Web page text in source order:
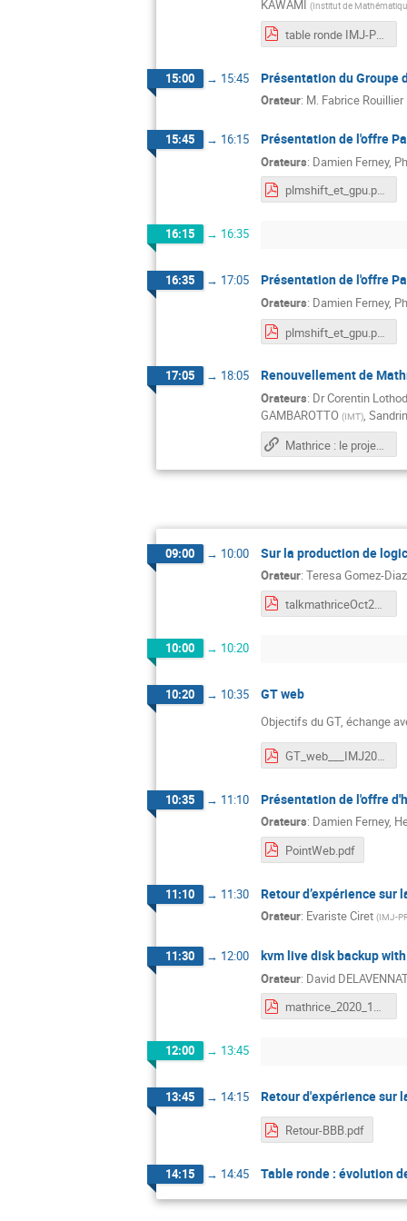
KAWAMI (Institut de
table ronde IMJ-PRG.pdf
15:00 → 15:45 Présentation du Groupe
Orateur: M. Fabrice Rouillier
15:45 → 16:15 Présentation de l'offre
Orateurs: Damien Ferney,
plmshift_et_gpu.pdf
16:15 → 16:35
16:35 → 17:05 Présentation de l'offre
Orateurs: Damien Ferney,
plmshift_et_gpu.pdf
17:05 → 18:05 Renouvellement de
Orateurs: DrCorentin
GAMBAROTTO (IMT),
09:00 → 10:00 Sur la production de
Orateur: Teresa Gomez-Diaz
talkmathriceOct2021.pdf
10:00 → 10:20
10:20 → 10:35 GT web
Objectifs du GT, échange
GT_web___IMJ2021.pdf
10:35 → 11:10 Présentation de l'offre
Orateurs: Damien Ferney,
PointWeb.pdf
11:10 → 11:30 Retour d’expérience sur
Orateur: Evariste Ciret (IMJ-
11:30 → 12:00 kvm live disk backup
Orateur: David
mathrice_2020_10_kvm-live-backup.pdf
12:00 → 13:45
13:45 → 14:15 Retour d'expérience sur
Retour-BBB.pdf
14:15 → 14:45 Table ronde : évolution